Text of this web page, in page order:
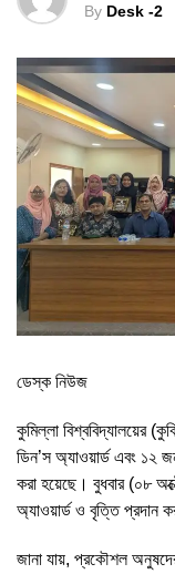
By Desk -2
ডেস্ক নিউজ
কুমিল্লা বিশ্ববিদ্যালয়ের
ডিন’স অ্যাওয়ার্ড এবং ১২
করা হয়েছে। বুধবার (০৮
অ্যাওয়ার্ড ও বৃত্তি প্রদান
জানা যায়, প্রকৌশল